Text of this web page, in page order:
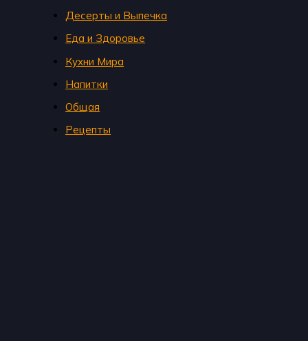
Десерты и Выпечка
Еда и Здоровье
Кухни Мира
Напитки
Общая
Рецепты